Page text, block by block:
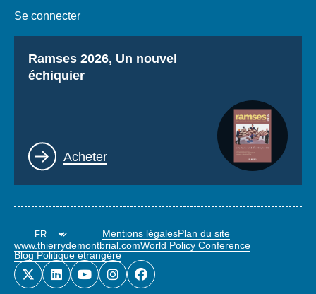
Se connecter
Titre
Ramses 2026, Un nouvel
échiquier
Lien
Acheter
Mentions légalesPlan du site
www.thierrydemontbrial.comWorld Policy Conference
Blog Politique étrangère